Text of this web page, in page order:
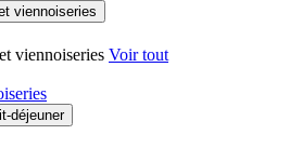
viennoiseries
viennoiseries Voir tout
déjeuner